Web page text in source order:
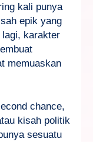
kali punya
epik yang
lagi, karakter
memuaskan
chance,
kisah politik
sesuatu